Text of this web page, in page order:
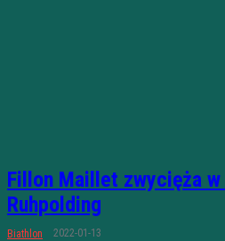
Fillon Maillet zwycięża
Ruhpolding
Biathlon 2022-01-13